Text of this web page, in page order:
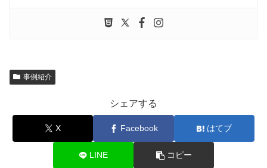
事例紹介
シェアする
X Facebook はてブ
LINE コピー